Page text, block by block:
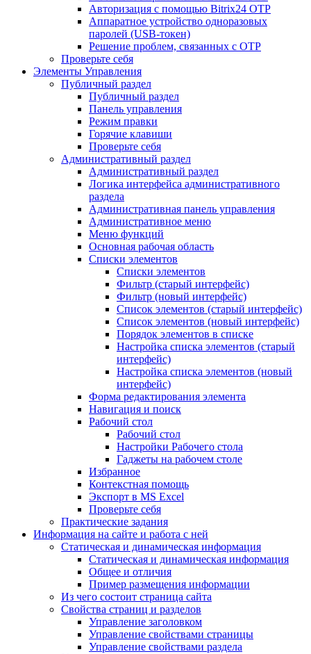
Авторизация с помощью Bitrix24 OTP
Аппаратное устройство одноразовых
паролей (USB-токен)
Решение проблем, связанных с OTP
Проверьте себя
Элементы Управления
Публичный раздел
Публичный раздел
Панель управления
Режим правки
Горячие клавиши
Проверьте себя
Административный раздел
Административный раздел
Логика интерфейса административного
раздела
Административная панель управления
Административное меню
Меню функций
Основная рабочая область
Списки элементов
Списки элементов
Фильтр (старый интерфейс)
Фильтр (новый интерфейс)
Список элементов (старый интерфейс)
Список элементов (новый интерфейс)
Порядок элементов в списке
Настройка списка элементов (старый
интерфейс)
Настройка списка элементов (новый
интерфейс)
Форма редактирования элемента
Навигация и поиск
Рабочий стол
Рабочий стол
Настройки Рабочего стола
Гаджеты на рабочем столе
Избранное
Контекстная помощь
Экспорт в MS Excel
Проверьте себя
Практические задания
Информация на сайте и работа с ней
Статическая и динамическая информация
Статическая и динамическая информация
Общее и отличия
Пример размещения информации
Из чего состоит страница сайта
Свойства страниц и разделов
Управление заголовком
Управление свойствами страницы
Управление свойствами раздела